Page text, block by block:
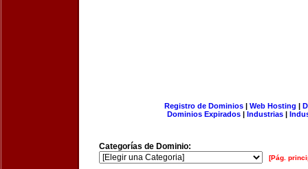
Registro de Dominios| Web Hosting |
Dominios Expirados | Industrias |
Categorías de Dominio:
[Pág.